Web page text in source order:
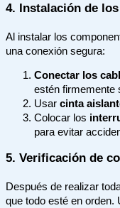
4. Instalación de
Al instalar los
una conexión segura:
Conectar los
estén firmemente
Usar cinta
Colocar los
para evitar
5. Verificación de
Después de realizar
que todo esté en orden.